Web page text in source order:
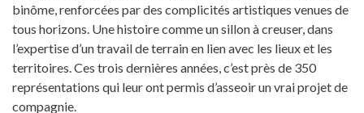
binôme, renforcées par des complicités artistiques venues de
tous horizons. Une histoire comme un sillon à creuser, dans
l’expertise d’un travail de terrain en lien avec les lieux et les
territoires. Ces trois dernières années, c’est près de 350
représentations qui leur ont permis d’asseoir un vrai projet de
compagnie.